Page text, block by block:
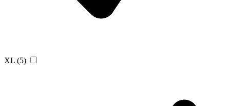
XL (5)